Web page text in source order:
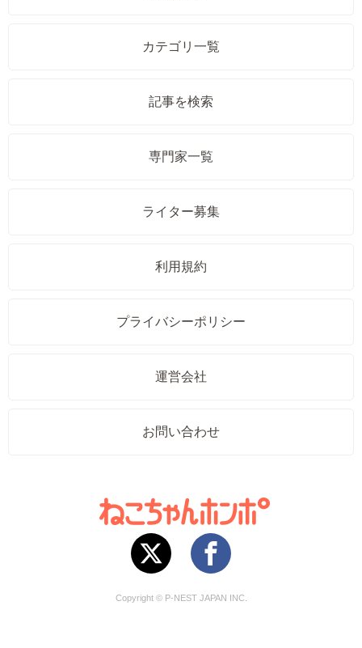
カテゴリ一覧
記事を検索
専門家一覧
ライター募集
利用規約
プライバシーポリシー
運営会社
お問い合わせ
Copyright © P-NEST JAPAN INC.